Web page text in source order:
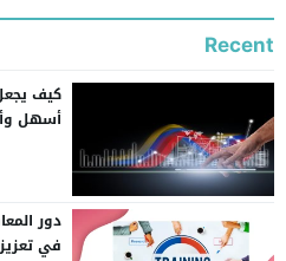
Recent
أسهل
دور
في